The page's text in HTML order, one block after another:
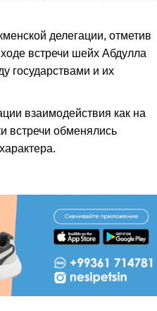
делегации, отметив
встречи шейх Абдулла
государствами и их
взаимодействия как на
встречи обменялись